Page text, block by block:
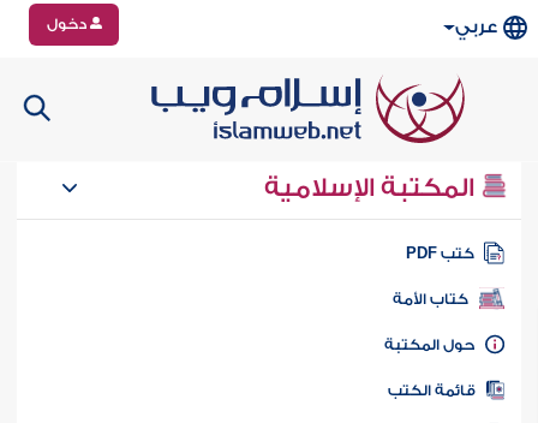
عربي دخول
المكتبة الإسلامية
كتب PDF
كتاب الأمة
المكتبة